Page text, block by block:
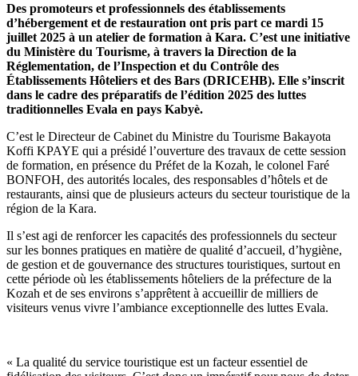
Des promoteurs et professionnels des établissements
d’hébergement et de restauration ont pris part ce mardi 15
juillet 2025 à un atelier de formation à Kara. C’est une initiative
du Ministère du Tourisme, à travers la Direction de la
Réglementation, de l’Inspection et du Contrôle des
Établissements Hôteliers et des Bars (DRICEHB). Elle s’inscrit
dans le cadre des préparatifs de l’édition 2025 des luttes
traditionnelles Evala en pays Kabyè.
C’est le Directeur de Cabinet du Ministre du Tourisme Bakayota
Koffi KPAYE qui a présidé l’ouverture des travaux de cette session
de formation, en présence du Préfet de la Kozah, le colonel Faré
BONFOH, des autorités locales, des responsables d’hôtels et de
restaurants, ainsi que de plusieurs acteurs du secteur touristique de la
région de la Kara.
Il s’est agi de renforcer les capacités des professionnels du secteur
sur les bonnes pratiques en matière de qualité d’accueil, d’hygiène,
de gestion et de gouvernance des structures touristiques, surtout en
cette période où les établissements hôteliers de la préfecture de la
Kozah et de ses environs s’apprêtent à accueillir de milliers de
visiteurs venus vivre l’ambiance exceptionnelle des luttes Evala.
« La qualité du service touristique est un facteur essentiel de